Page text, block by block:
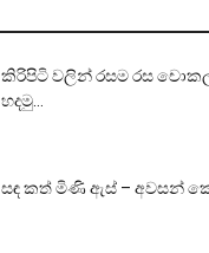
කිරිපිටි වලින් රසම රස
හදමු…
සඳ කත් මිණි ඇස් – අවසන්